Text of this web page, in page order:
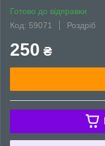
Готово до відправки
Код: 59071
Роздріб
250 ₴